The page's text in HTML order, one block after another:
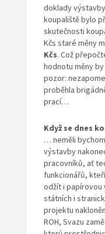
doklady
koupaliště bylo
skutečnosti
Kčs staré měny
Kčs. Což
hodnotu měny
pozor:
proběhla
prací…
Když se dnes
… neměli
výstavby
pracovníků, ať
funkcionářů,
odžít i papírovou
státních i
projektu
ROH, Svazu